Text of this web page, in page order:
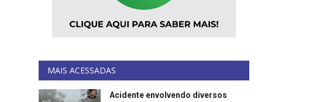
MAIS ACESSADAS
Acidente envolvendo diversos